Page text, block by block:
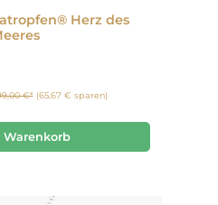
Herz des
€* (65,67 € sparen)
Warenkorb